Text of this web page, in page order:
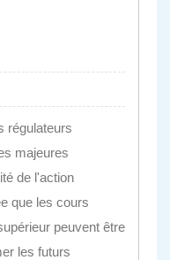
régulateurs
majeures
de l'action
que les cours
peuvent être
les futurs